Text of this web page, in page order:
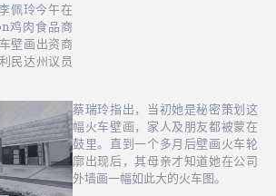
佩玲今午在
鸡肉食品商
壁画出资商
民达州议员
蔡瑞玲指出，当初她是秘密策划这
幅火车壁画，家人及朋友都被蒙在
鼓里。直到一个多月后壁画火车轮
廓出现后，其母亲才知道她在公司
外墙画一幅如此大的火车图。